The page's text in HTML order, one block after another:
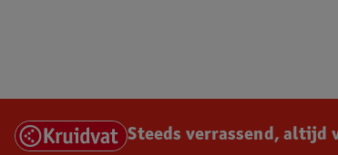
Steeds verrassend, altijd